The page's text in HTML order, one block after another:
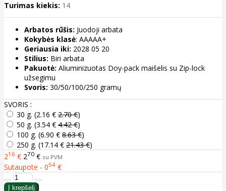
Turimas kiekis: 14
Arbatos rūšis: Juodoji arbata
Kokybės klasė: AAAAA+
Geriausia iki: 2028 05 20
Stilius: Biri arbata
Pakuotė: Aliuminizuotas Doy-pack maišelis su Zip-lock
užsegimu
Svoris: 30/50/100/250 gramų
SVORIS :
30 g. (2.16 € 2.70 €)
50 g. (3.54 € 4.42 €)
100 g. (6.90 € 8.63 €)
250 g. (17.14 € 21.43 €)
216 € 270 € su PVM
Sutaupote - 054 €